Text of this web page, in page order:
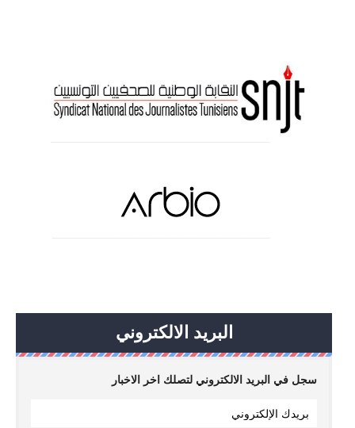
البريد الالكتروني
سجل في البريد الالكتروني لتصلك اخر الاخبار